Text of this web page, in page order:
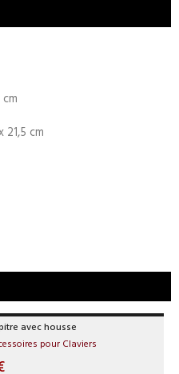
cm
avec housse
pour Claviers